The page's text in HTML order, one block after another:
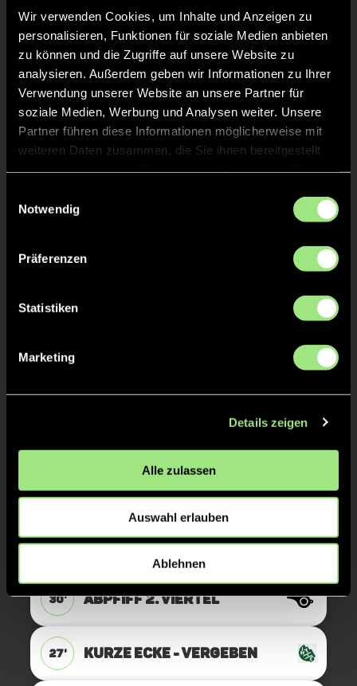
Wir verwenden Cookies, um Inhalte und Anzeigen zu
personalisieren, Funktionen für soziale Medien anbieten
zu können und die Zugriffe auf unsere Website zu
analysieren. Außerdem geben wir Informationen zu Ihrer
Verwendung unserer Website an unsere Partner für
soziale Medien, Werbung und Analysen weiter. Unsere
Partner führen diese Informationen möglicherweise mit
weiteren Daten zusammen, die Sie ihnen bereitgestellt
Notwendig
Präferenzen
Statistiken
Marketing
Details zeigen
Alle zulassen
Auswahl erlauben
Ablehnen
ABPFIFF 3. Viertel
TOR 2:2, FELDTOR
40' 7M
30' ANPFIFF 3. Viertel
30' ABPFIFF 2. Viertel
27' KURZE ECKE - VERGEBEN